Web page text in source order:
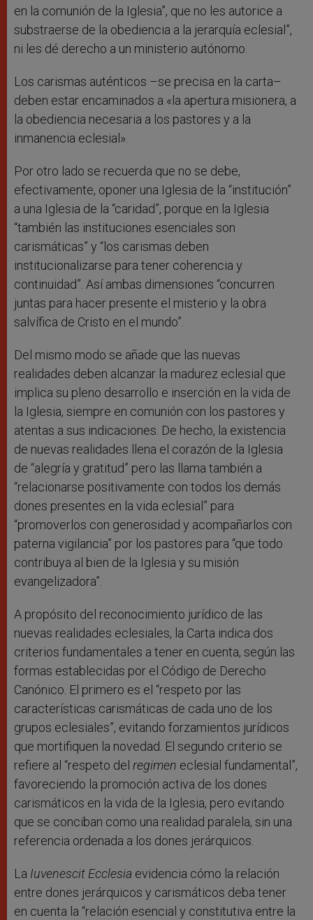
en la comunión de la Iglesia”, que no les autorice a
substraerse de la obediencia a la jerarquía eclesial”,
ni les dé derecho a un ministerio autónomo.
Los carismas auténticos –se precisa en la carta–
deben estar encaminados a «la apertura misionera, a
la obediencia necesaria a los pastores y a la
inmanencia eclesial».
Por otro lado se recuerda que no se debe,
efectivamente, oponer una Iglesia de la “institución”
a una Iglesia de la “caridad”, porque en la Iglesia
“también las instituciones esenciales son
carismáticas” y “los carismas deben
institucionalizarse para tener coherencia y
continuidad”. Así ambas dimensiones “concurren
juntas para hacer presente el misterio y la obra
salvífica de Cristo en el mundo”.
Del mismo modo se añade que las nuevas
realidades deben alcanzar la madurez eclesial que
implica su pleno desarrollo e inserción en la vida de
la Iglesia, siempre en comunión con los pastores y
atentas a sus indicaciones. De hecho, la existencia
de nuevas realidades llena el corazón de la Iglesia
de “alegría y gratitud” pero las llama también a
“relacionarse positivamente con todos los demás
dones presentes en la vida eclesial” para
“promoverlos con generosidad y acompañarlos con
paterna vigilancia” por los pastores para “que todo
contribuya al bien de la Iglesia y su misión
evangelizadora”.
A propósito del reconocimiento jurídico de las
nuevas realidades eclesiales, la Carta indica dos
criterios fundamentales a tener en cuenta, según las
formas establecidas por el Código de Derecho
Canónico. El primero es el “respeto por las
características carismáticas de cada uno de los
grupos eclesiales”, evitando forzamientos jurídicos
que mortifiquen la novedad. El segundo criterio se
refiere al “respeto del regimen eclesial fundamental”,
favoreciendo la promoción activa de los dones
carismáticos en la vida de la Iglesia, pero evitando
que se conciban como una realidad paralela, sin una
referencia ordenada a los dones jerárquicos.
La Iuvenescit Ecclesia evidencia cómo la relación
entre dones jerárquicos y carismáticos deba tener
en cuenta la “relación esencial y constitutiva entre la